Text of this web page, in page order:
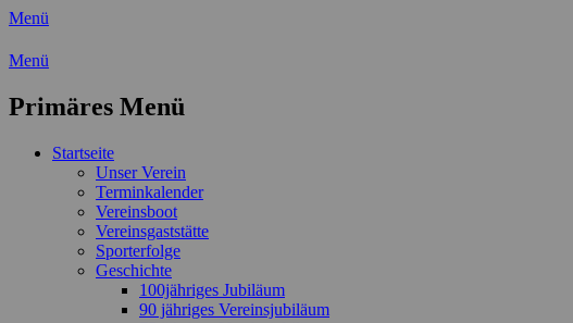
Menü
Wassersport-Verein 1921 e.V.
Menü
Primäres Menü
Zum
Startseite
Unser Verein
Terminkalender
Vereinsboot
Vereinsgaststätte
Sporterfolge
Geschichte
100jähriges Jubiläum
90 jähriges Vereinsjubiläum